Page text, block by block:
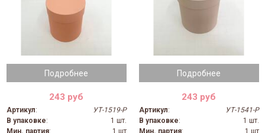
Подробнее
243 руб
Артикул:
УТ-1519-Р
В упаковке:
1 шт.
Мин. партия:
1 шт
Подробнее
243 руб
Артикул:
УТ-1541-Р
В упаковке:
1 шт.
Мин. партия:
1 шт